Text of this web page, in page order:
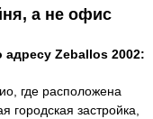
а не офис
адресу Zeballos 2002:
где расположена
городская застройка,